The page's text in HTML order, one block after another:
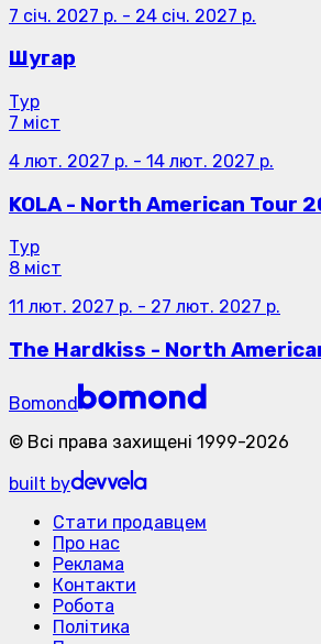
7 січ. 2027 р. - 24 січ. 2027 р.
Шугар
Тур
7 міст
4 лют. 2027 р. - 14 лют. 2027 р.
KOLA - North American Tour
Тур
8 міст
11 лют. 2027 р. - 27 лют. 2027 р.
The Hardkiss - North
Bomond
© Всі права захищені 1999-2026
built by
Стати продавцем
Про нас
Реклама
Контакти
Робота
Політика